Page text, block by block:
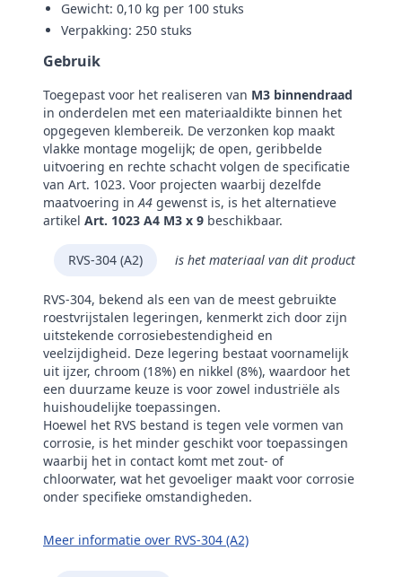
Gewicht: 0,10 kg per 100 stuks
Verpakking: 250 stuks
Gebruik
Toegepast voor het realiseren van M3 binnendraad
in onderdelen met een materiaaldikte binnen het
opgegeven klembereik. De verzonken kop maakt
vlakke montage mogelijk; de open, geribbelde
uitvoering en rechte schacht volgen de specificatie
van Art. 1023. Voor projecten waarbij dezelfde
maatvoering inA4 gewenst is, is het alternatieve
artikel Art. 1023 A4 M3 x 9 beschikbaar.
RVS-304 (A2) is het materiaal van dit product
RVS-304, bekend als een van de meest gebruikte
roestvrijstalen legeringen, kenmerkt zich door zijn
uitstekende corrosiebestendigheid en
veelzijdigheid. Deze legering bestaat voornamelijk
uit ijzer, chroom (18%) en nikkel (8%), waardoor het
een duurzame keuze is voor zowel industriële als
huishoudelijke toepassingen.
Hoewel het RVS bestand is tegen vele vormen van
corrosie, is het minder geschikt voor toepassingen
waarbij het in contact komt met zout- of
chloorwater, wat het gevoeliger maakt voor corrosie
onder specifieke omstandigheden.
Meer informatie over RVS-304 (A2)